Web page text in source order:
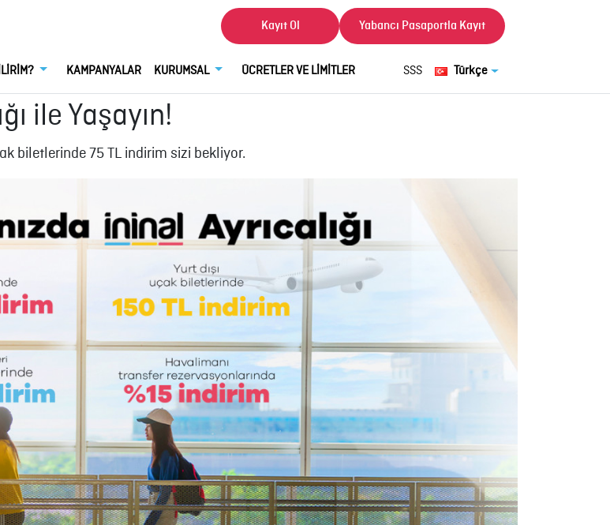
Kayıt Ol Yabancı Pasaportla Kayıt
KAMPANYALAR KURUMSAL ÜCRETLER VE LİMİTLER SSS Türkçe
ile Yaşayın!
biletlerinde 75 TL indirim sizi bekliyor.